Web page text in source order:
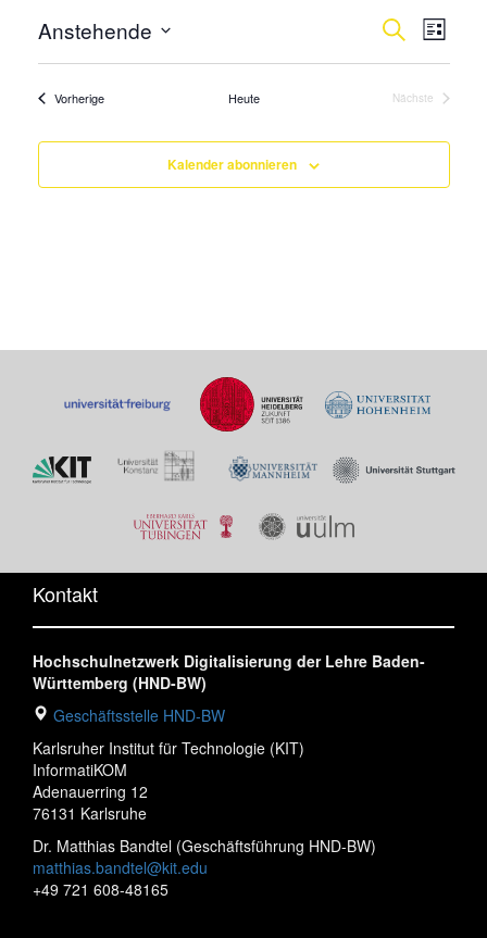
Suche
und
Suche Liste
Anstehende
VorherigeVeranstaltungen Heute
Nächste
Kalender abonnieren
Kontakt
Hochschulnetzwerk Digitalisierung der Lehre Baden-
Württemberg (HND-BW)
Geschäftsstelle HND-BW
Karlsruher Institut für Technologie (KIT)
InformatiKOM
Adenauerring 12
76131 Karlsruhe
Dr. Matthias Bandtel (Geschäftsführung HND-BW)
matthias.bandtel@kit.edu
+49 721 608-48165